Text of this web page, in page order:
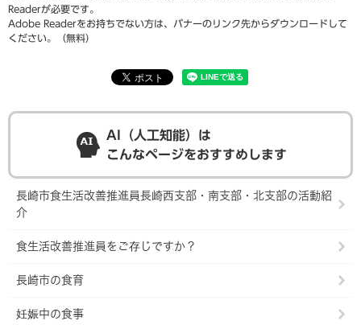
Readerが必要です。
Adobe Readerをお持ちでない方は、バナーのリンク先からダウンロードして
ください。（無料）
AI（人工知能）は
こんなページをおすすめします
長崎市食生活改善推進員長崎西支部・南支部・北支部の活動紹
介
食生活改善推進員をご存じですか？
長崎市の食育
妊娠中の食事